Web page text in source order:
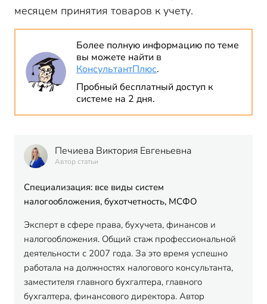
месяцем принятия товаров к учету.
Более полную информацию по теме
вы можете найти в
КонсультантПлюс.
Пробный бесплатный доступ к
системе на 2 дня.
Печиева Виктория Евгеньевна
Автор статьи
Специализация: все виды систем
налогообложения, бухотчетность, МСФО
Эксперт в сфере права, бухучета, финансов и
налогообложения. Общий стаж профессиональной
деятельности с 2007 года. За это время успешно
работала на должностях налогового консультанта,
заместителя главного бухгалтера, главного
бухгалтера, финансового директора. Автор